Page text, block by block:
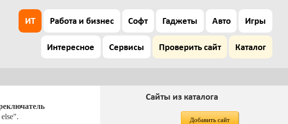
ИТ Работа и бизнес Софт Гаджеты Авто Игры
Интересное Сервисы Проверить сайт Каталог
Сайты из каталога
Добавить сайт